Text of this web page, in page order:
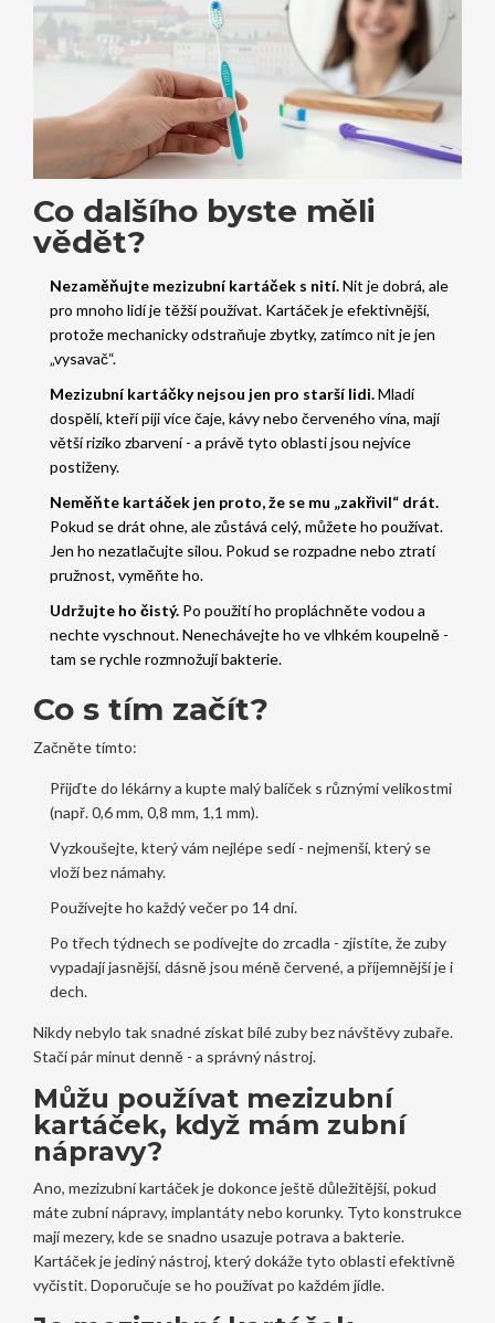
Co dalšího byste měli
vědět?
Nezaměňujte mezizubní kartáček s nití.Nit je dobrá, ale
pro mnoho lidí je těžší používat. Kartáček je efektivnější,
protože mechanicky odstraňuje zbytky, zatímco nit je jen
„vysavač“.
Mezizubní kartáčky nejsou jen pro starší lidi.Mladí
dospělí, kteří piji více čaje, kávy nebo červeného vína, mají
větší riziko zbarvení - a právě tyto oblasti jsou nejvíce
postiženy.
Neměňte kartáček jen proto, že se mu „zakřivil“ drát.
Pokud se drát ohne, ale zůstává celý, můžete ho používat.
Jen ho nezatlačujte silou. Pokud se rozpadne nebo ztratí
pružnost, vyměňte ho.
Udržujte ho čistý.Po použití ho propláchněte vodou a
nechte vyschnout. Nenechávejte ho ve vlhkém koupelně -
tam se rychle rozmnožují bakterie.
Co s tím začít?
Začněte tímto:
Přijďte do lékárny a kupte malý balíček s různými velikostmi
(např. 0,6 mm, 0,8 mm, 1,1 mm).
Vyzkoušejte, který vám nejlépe sedí - nejmenší, který se
vloží bez námahy.
Používejte ho každý večer po 14 dní.
Po třech týdnech se podívejte do zrcadla - zjistíte, že zuby
vypadají jasnější, dásně jsou méně červené, a příjemnější je i
dech.
Nikdy nebylo tak snadné získat bílé zuby bez návštěvy zubaře.
Stačí pár minut denně - a správný nástroj.
Můžu používat mezizubní
kartáček, když mám zubní
nápravy?
Ano, mezizubní kartáček je dokonce ještě důležitější, pokud
máte zubní nápravy, implantáty nebo korunky. Tyto konstrukce
mají mezery, kde se snadno usazuje potrava a bakterie.
Kartáček je jediný nástroj, který dokáže tyto oblasti efektivně
vyčistit. Doporučuje se ho používat po každém jídle.